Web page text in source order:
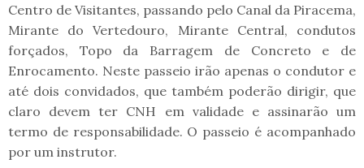
Centro de Visitantes, passando pelo Canal da Piracema,
Mirante do Vertedouro, Mirante Central, condutos
forçados, Topo da Barragem de Concreto e de
Enrocamento. Neste passeio irão apenas o condutor e
até dois convidados, que também poderão dirigir, que
claro devem ter CNH em validade e assinarão um
termo de responsabilidade. O passeio é acompanhado
por um instrutor.